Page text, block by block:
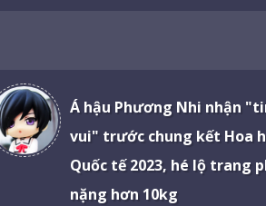
Á hậu Phương Nhi nhận
vui" trước chung kết Hoa
Quốc tế 2023, hé lộ trang
nặng hơn 10kg